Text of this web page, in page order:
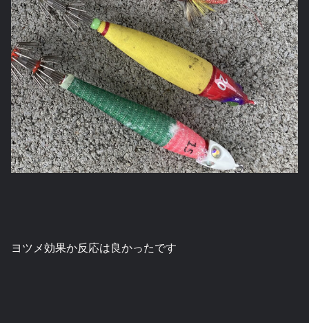
ヨツメ効果か反応は良かったです